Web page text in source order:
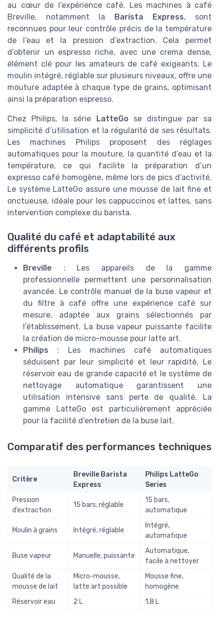
au cœur de l’expérience café. Les machines à café
Breville, notamment la
Barista Express, sont
reconnues pour leur contrôle précis de la température
de l’eau et la pression d’extraction. Cela permet
d’obtenir un espresso riche, avec une crema dense,
élément clé pour les amateurs de café exigeants. Le
moulin intégré, réglable sur plusieurs niveaux, offre une
mouture adaptée à chaque type de grains, optimisant
ainsi la préparation espresso.
Chez Philips, la série LatteGo se distingue par sa
simplicité d’utilisation et la régularité de ses résultats.
Les machines Philips proposent des réglages
automatiques pour la mouture, la quantité d’eau et la
température, ce qui facilite la préparation d’un
expresso café homogène, même lors de pics d’activité.
Le système LatteGo assure une mousse de lait fine et
onctueuse, idéale pour les cappuccinos et lattes, sans
intervention complexe du barista.
Qualité du café et adaptabilité aux
différents profils
Breville : Les appareils de la gamme
professionnelle permettent une personnalisation
avancée. Le contrôle manuel de la buse vapeur et
du filtre à café offre une expérience café sur
mesure, adaptée aux grains sélectionnés par
l’établissement. La buse vapeur puissante facilite
la création de micro-mousse pour latte art.
Philips : Les machines café automatiques
séduisent par leur simplicité et leur rapidité. Le
réservoir eau de grande capacité et le système de
nettoyage automatique garantissent une
utilisation intensive sans perte de qualité. La
gamme LatteGo est particulièrement appréciée
pour la facilité d’entretien de la buse lait.
Comparatif des performances techniques
Critère
Breville Barista
Express
Philips LatteGo
Series
Pression
d’extraction
15 bars, réglable
15 bars,
automatique
Moulin à grains Intégré, réglable
Intégré,
automatique
Buse vapeur Manuelle, puissante
Automatique,
facile à nettoyer
Qualité de la
mousse de lait
Micro-mousse,
latte art possible
Mousse fine,
homogène
Réservoir eau
2 L 1,8 L